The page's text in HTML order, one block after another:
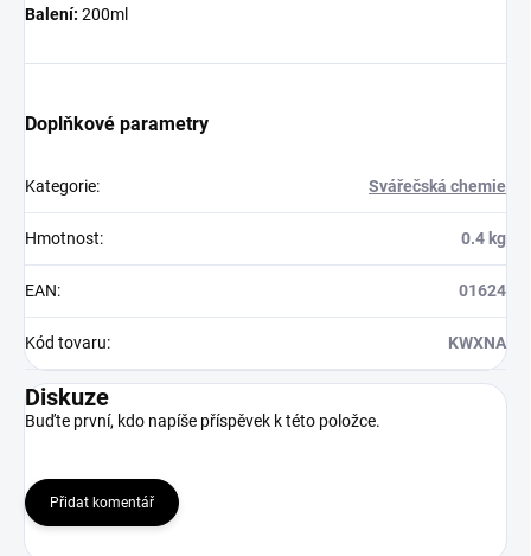
Balení: 200ml
Doplňkové parametry
Kategorie: Svářečská chemie
Hmotnost: 0.4 kg
EAN: 01624
Kód tovaru: KWXNA
Diskuze
Buďte první, kdo napíše příspěvek k této položce.
Přidat komentář